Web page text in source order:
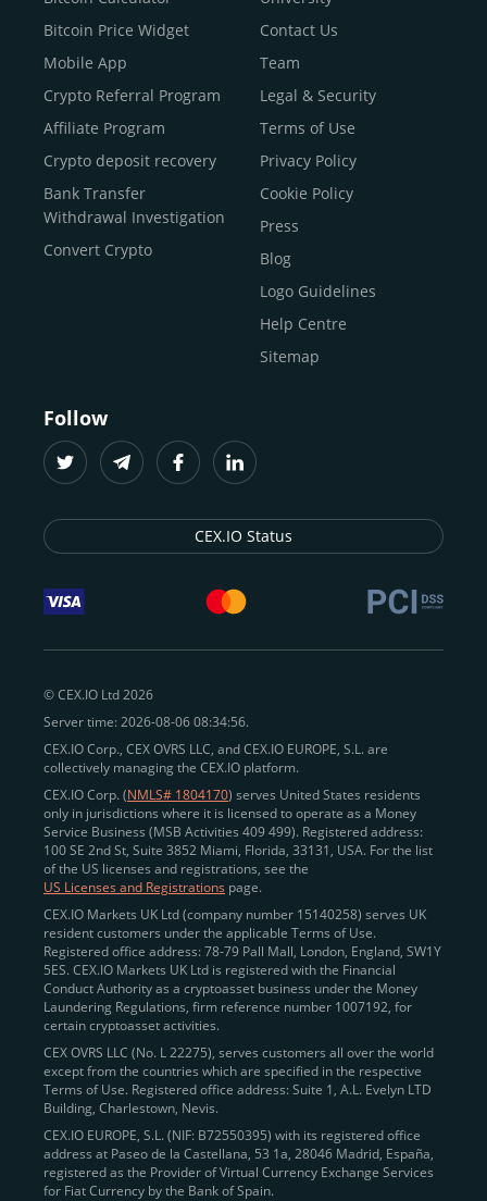
Buy Binance Coin (BNB)
Buy Ripple (XRP)
Buy Litecoin (LTC)
Buy Shiba Inu
Buy Bitcoin Cash
Buy Solana
Buy ICP
Bitcoin Price Widget
Mobile App
Crypto Referral Program
Affiliate Program
Crypto deposit recovery
Bank Transfer
Withdrawal Investigation
Convert Crypto
Contact Us
Team
Legal & Security
Terms of Use
Privacy Policy
Cookie Policy
Press
Blog
Logo Guidelines
Help Centre
Sitemap
Follow
CEX.IO Status
© CEX.IO Ltd 2026
Server time: 2026-08-06 08:34:56.
CEX.IO Corp., CEX OVRS LLC, and CEX.IO EUROPE, S.L. are
collectively managing the CEX.IO platform.
CEX.IO Corp. (NMLS# 1804170) serves United States residents
only in jurisdictions where it is licensed to operate as a Money
Service Business (MSB Activities 409 499). Registered address:
100 SE 2nd St, Suite 3852 Miami, Florida, 33131, USA. For the list
of the US licenses and registrations, see the
US Licenses and Registrations page.
CEX.IO Markets UK Ltd (company number 15140258) serves UK
resident customers under the applicable Terms of Use.
Registered office address: 78-79 Pall Mall, London, England, SW1Y
5ES. CEX.IO Markets UK Ltd is registered with the Financial
Conduct Authority as a cryptoasset business under the Money
Laundering Regulations, firm reference number 1007192, for
certain cryptoasset activities.
CEX OVRS LLC (No. L 22275), serves customers all over the world
except from the countries which are specified in the respective
Terms of Use. Registered office address: Suite 1, A.L. Evelyn LTD
Building, Charlestown, Nevis.
CEX.IO EUROPE, S.L. (NIF: B72550395) with its registered office
address at Paseo de la Castellana, 53 1a, 28046 Madrid, España,
registered as the Provider of Virtual Currency Exchange Services
for Fiat Currency by the Bank of Spain.